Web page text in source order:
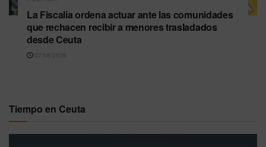
La Fiscalía ordena actuar ante las comunidades
que rechacen recibir a menores trasladados
desde Ceuta
07/08/2026
Tiempo en Ceuta